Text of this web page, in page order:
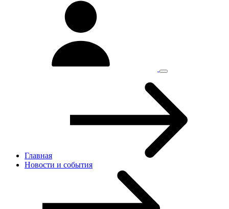
Главная
Новости и cобытия